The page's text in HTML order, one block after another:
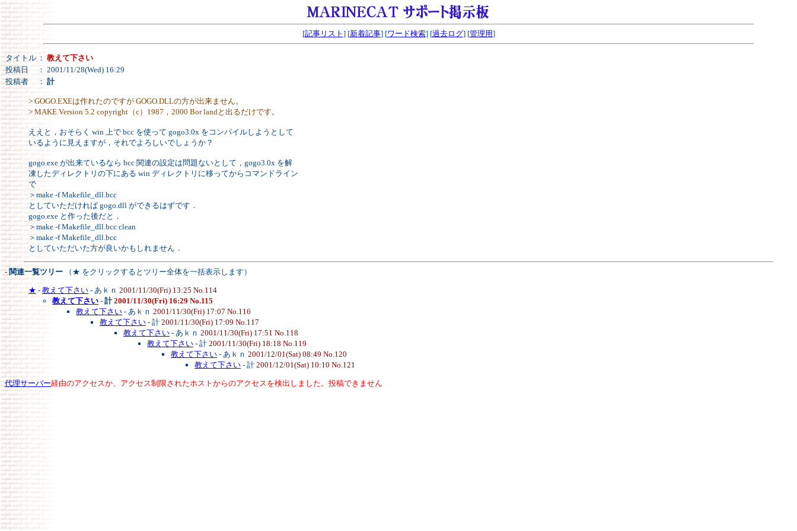
[記事リスト ] [新着記事] [ワード検索] [過去ログ] [管理用]
タイトル ： 教えて下さい
投稿日
： 2001/11/28(Wed) 16:29
投稿者
： 計
> GOGO.EXEは作れたのですが GOGO.DLLの方が出来ません。
> MAKE Version 5.2 copyright（c）1987，2000 Bor landと出るだけです。
ええと，おそらく win 上で bcc を使って gogo3.0x をコンパイルしようとして
いるように見えますが，それでよろしいでしょうか？
gogo.exe が出来ているなら bcc 関連の設定は問題ないとして，gogo3.0x を解
凍したディレクトリの下にある win ディレクトリに移ってからコマンドライン
で
＞make -f Makefile_dll.bcc
としていただければ gogo.dll ができるはずです．
gogo.exe と作った後だと，
＞make -f Makefile_dll.bcc clean
＞make -f Makefile_dll.bcc
としていただいた方が良いかもしれません．
- 関連一覧ツリー （★ をクリックするとツリー全体を一括表示します）
★ - 教えて下さい - あｋｎ 2001/11/30(Fri) 13:25 No.114
教えて下さい - 計 2001/11/30(Fri) 16:29 No.115
教えて下さい - あｋｎ 2001/11/30(Fri) 17:07 No.116
教えて下さい - 計 2001/11/30(Fri) 17:09 No.117
教えて下さい - あｋｎ 2001/11/30(Fri) 17:51 No.118
教えて下さい - 計 2001/11/30(Fri) 18:18 No.119
教えて下さい - あｋｎ 2001/12/01(Sat) 08:49 No.120
教えて下さい - 計 2001/12/01(Sat) 10:10 No.121
代理サーバー経由のアクセスか、アクセス制限されたホストからのアクセスを検出しました。投稿できません